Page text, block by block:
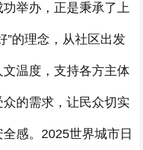
举办，正是秉承了上
”的理念，从社区出发
温度，支持各方主体
的需求，让民众切实
感。2025世界城市日